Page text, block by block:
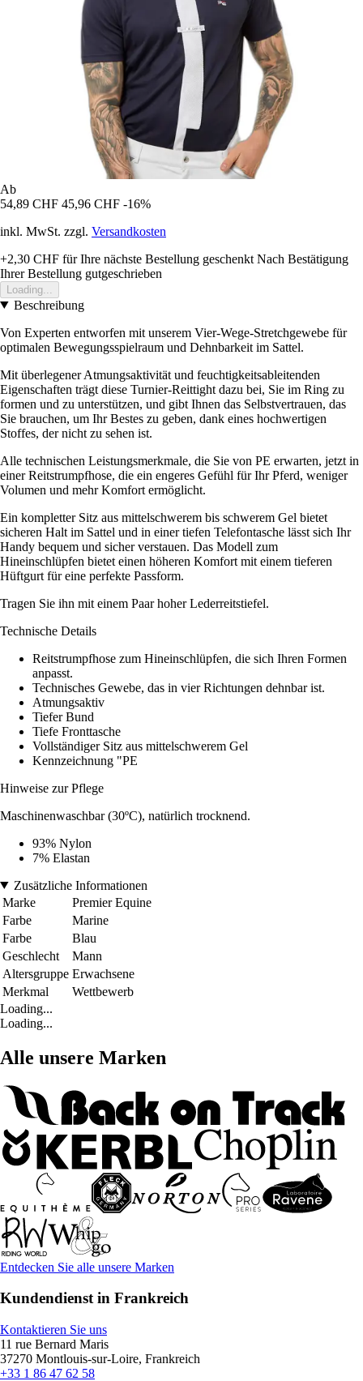
Ab
54,89 CHF 45,96 CHF -16%
inkl. MwSt. zzgl. Versandkosten
+2,30 CHF für Ihre nächste Bestellung geschenkt Nach Bestätigung
Ihrer Bestellung gutgeschrieben
Loading...
Beschreibung
Von Experten entworfen mit unserem Vier-Wege-Stretchgewebe für
optimalen Bewegungsspielraum und Dehnbarkeit im Sattel.
Mit überlegener Atmungsaktivität und feuchtigkeitsableitenden
Eigenschaften trägt diese Turnier-Reittight dazu bei, Sie im Ring zu
formen und zu unterstützen, und gibt Ihnen das Selbstvertrauen, das
Sie brauchen, um Ihr Bestes zu geben, dank eines hochwertigen
Stoffes, der nicht zu sehen ist.
Alle technischen Leistungsmerkmale, die Sie von PE erwarten, jetzt in
einer Reitstrumpfhose, die ein engeres Gefühl für Ihr Pferd, weniger
Volumen und mehr Komfort ermöglicht.
Ein kompletter Sitz aus mittelschwerem bis schwerem Gel bietet
sicheren Halt im Sattel und in einer tiefen Telefontasche lässt sich Ihr
Handy bequem und sicher verstauen. Das Modell zum
Hineinschlüpfen bietet einen höheren Komfort mit einem tieferen
Hüftgurt für eine perfekte Passform.
Tragen Sie ihn mit einem Paar hoher Lederreitstiefel.
Technische Details
Reitstrumpfhose zum Hineinschlüpfen, die sich Ihren Formen
anpasst.
Technisches Gewebe, das in vier Richtungen dehnbar ist.
Atmungsaktiv
Tiefer Bund
Tiefe Fronttasche
Vollständiger Sitz aus mittelschwerem Gel
Kennzeichnung "PE
Hinweise zur Pflege
Maschinenwaschbar (30ºC), natürlich trocknend.
93% Nylon
7% Elastan
Zusätzliche Informationen
Marke
Premier Equine
Farbe
Marine
Farbe
Blau
Geschlecht
Mann
Altersgruppe Erwachsene
Merkmal
Wettbewerb
Loading...
Loading...
Alle unsere Marken
Entdecken Sie alle unsere Marken
Kundendienst in Frankreich
Kontaktieren Sie uns
11 rue Bernard Maris
37270 Montlouis-sur-Loire, Frankreich
+33 1 86 47 62 58